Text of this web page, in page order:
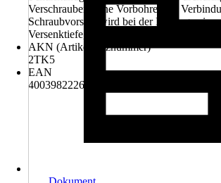
Verschrauben ohne Vorbohren, In
Schraubvorsatz wird bei der Montage eine
Versenktiefe, für absolut glattes
AKN (Artikelkurznummer)
2TK5
EAN
4003982226037, 9002943077638